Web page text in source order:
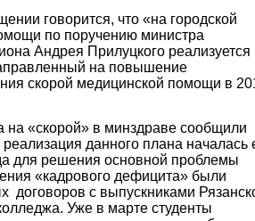
говорится, что «на городской
по поручению министра
Андрея Прилуцкого реализуется
на повышение
скорой медицинской помощи в
на «скорой» в минздраве сообщили
данного плана началась
для решения основной проблемы
«кадрового дефицита» были
договоров с выпускниками
Уже в марте студенты